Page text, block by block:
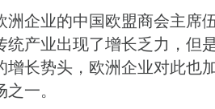
企业的中国欧盟商会主席
统产业出现了增长乏力，但
增长势头，欧洲企业对此也
一。